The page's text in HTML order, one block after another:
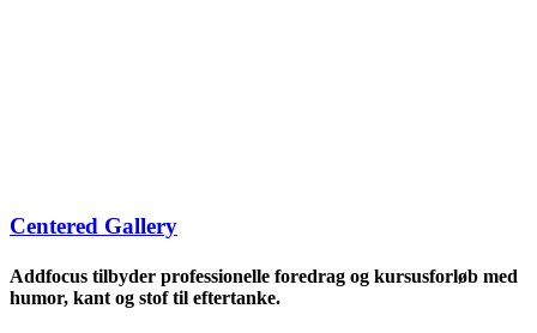
Centered Gallery
Addfocus tilbyder professionelle foredrag og kursusforløb med
humor, kant og stof til eftertanke.